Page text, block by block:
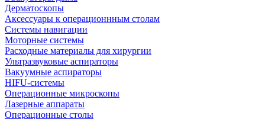
Дерматоскопы
Аксессуары к операционнным столам
Системы навигации
Моторные системы
Расходные материалы для хирургии
Ультразвуковые аспираторы
Вакуумные аспираторы
HIFU-системы
Операционные микроскопы
Лазерные аппараты
Операционные столы